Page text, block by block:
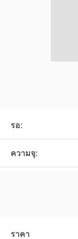
รอ:
ความจุ:
ราคา